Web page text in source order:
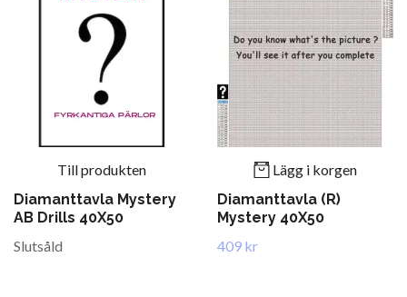
Till produkten
Diamanttavla Mystery
AB Drills 40X50
Slutsåld
Lägg i korgen
Diamanttavla (R)
Mystery 40X50
409 kr